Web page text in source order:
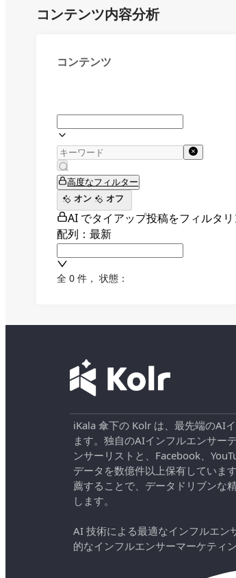
コンテンツ内容分析
コンテンツ
高度なフィルター
オン
オフ
AI でタイアップ投稿をフィルタ
配列：最新
全 0 件 ， 状態：
iKala 傘下の Kolr は、最先端のAI
ます。独自のAIインフルエンサー
ンサーリストと、Facebook、
データを数億件以上保有していま
薦することで、データドリブンな
します。
AI 技術による最適なインフルエン
的なインフルエンサーマーケティ